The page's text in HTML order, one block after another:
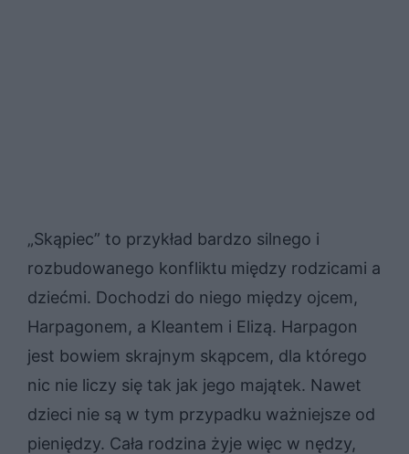
„Skąpiec” to przykład bardzo silnego i
rozbudowanego konfliktu między rodzicami a
dziećmi. Dochodzi do niego między ojcem,
Harpagonem, a Kleantem i Elizą. Harpagon
jest bowiem skrajnym skąpcem, dla którego
nic nie liczy się tak jak jego majątek. Nawet
dzieci nie są w tym przypadku ważniejsze od
pieniędzy. Cała rodzina żyje więc w nędzy,